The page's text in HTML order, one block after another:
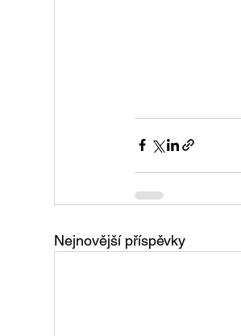
Nejnovější příspěvky